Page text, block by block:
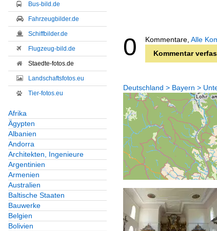
Bus-bild.de
Fahrzeugbilder.de
Schiffbilder.de
Flugzeug-bild.de
Staedte-fotos.de
Landschaftsfotos.eu
Tier-fotos.eu
Afrika
Ägypten
Albanien
Andorra
Architekten, Ingenieure
Argentinien
Armenien
Australien
Baltische Staaten
Bauwerke
Belgien
Bolivien
0 Kommentare, Alle
Kommentar
Deutschland > Bayern >